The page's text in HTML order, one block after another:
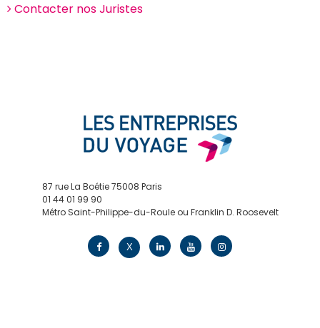
Contacter nos Juristes
87 rue La Boétie 75008 Paris
01 44 01 99 90
Métro Saint-Philippe-du-Roule ou Franklin D. Roosevelt
X